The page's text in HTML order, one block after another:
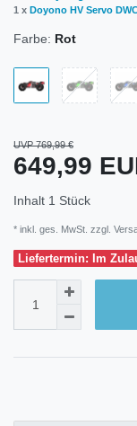
1 x Doyono HV Servo
Farbe: Rot
UVP 769,99 €
649,99
Inhalt 1 Stück
* inkl. ges. MwSt. zzgl.
Liefertermin: Im